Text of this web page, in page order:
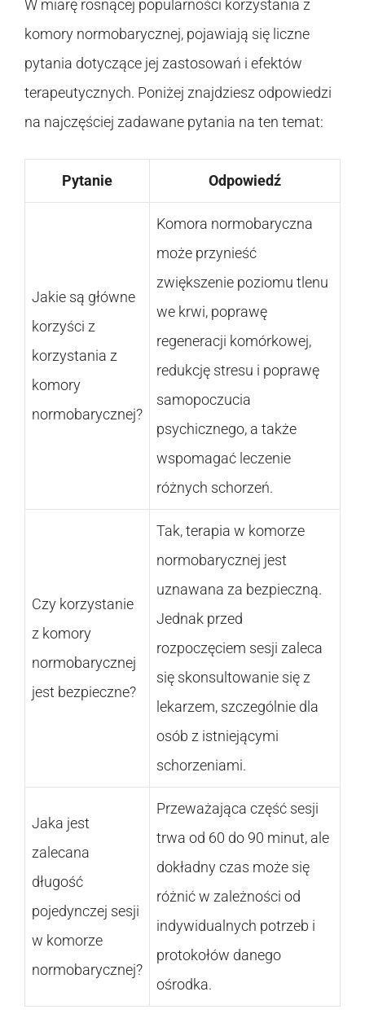
W miarę rosnącej popularności korzystania z
komory normobarycznej, pojawiają się liczne
pytania dotyczące jej zastosowań i efektów
terapeutycznych. Poniżej znajdziesz odpowiedzi
na najczęściej zadawane pytania na ten temat:
Pytanie Odpowiedź
Jakie są główne
korzyści z
korzystania z
komory
normobarycznej?
Komora normobaryczna
może przynieść
zwiększenie poziomu tlenu
we krwi, poprawę
regeneracji komórkowej,
redukcję stresu i poprawę
samopoczucia
psychicznego, a także
wspomagać leczenie
różnych schorzeń.
Czy korzystanie
z komory
normobarycznej
jest bezpieczne?
Tak, terapia w komorze
normobarycznej jest
uznawana za bezpieczną.
Jednak przed
rozpoczęciem sesji zaleca
się skonsultowanie się z
lekarzem, szczególnie dla
osób z istniejącymi
schorzeniami.
Jaka jest
zalecana
długość
pojedynczej sesji
w komorze
normobarycznej?
Przeważająca część sesji
trwa od 60 do 90 minut, ale
dokładny czas może się
różnić w zależności od
indywidualnych potrzeb i
protokołów danego
ośrodka.